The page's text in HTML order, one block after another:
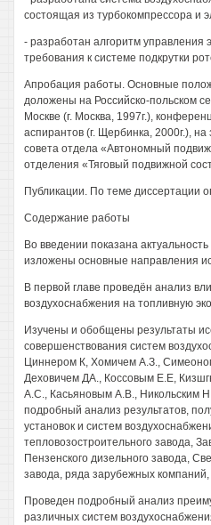
состоящая из турбокомпрессора и
- разработан алгоритм управления
требования к системе подкрутки
Апробация работы. Основные
доложены на Российско-польском
Москве (г. Москва, 1997г.),
аспирантов (г. Щербинка, 2000г.),
совета отдела «Автономный
отделения «Тяговый подвижной
Публикации. По теме диссертации
Содержание работы
Во введении показана
изложены основные направления
В первой главе проведён анализ
воздухоснабжения на топливную
Изучены и обобщены результаты
совершенствования систем
Циннером К, Хомичем А.З.,
Деховичем ДА., Коссовым Е.Е,
А.С., Касьяновым А.В., Никольским
подробный анализ результатов,
установок и систем
тепловозостроительного завода,
Пензенского дизельного завода,
завода, ряда зарубежных
Проведен подробный анализ
различных систем